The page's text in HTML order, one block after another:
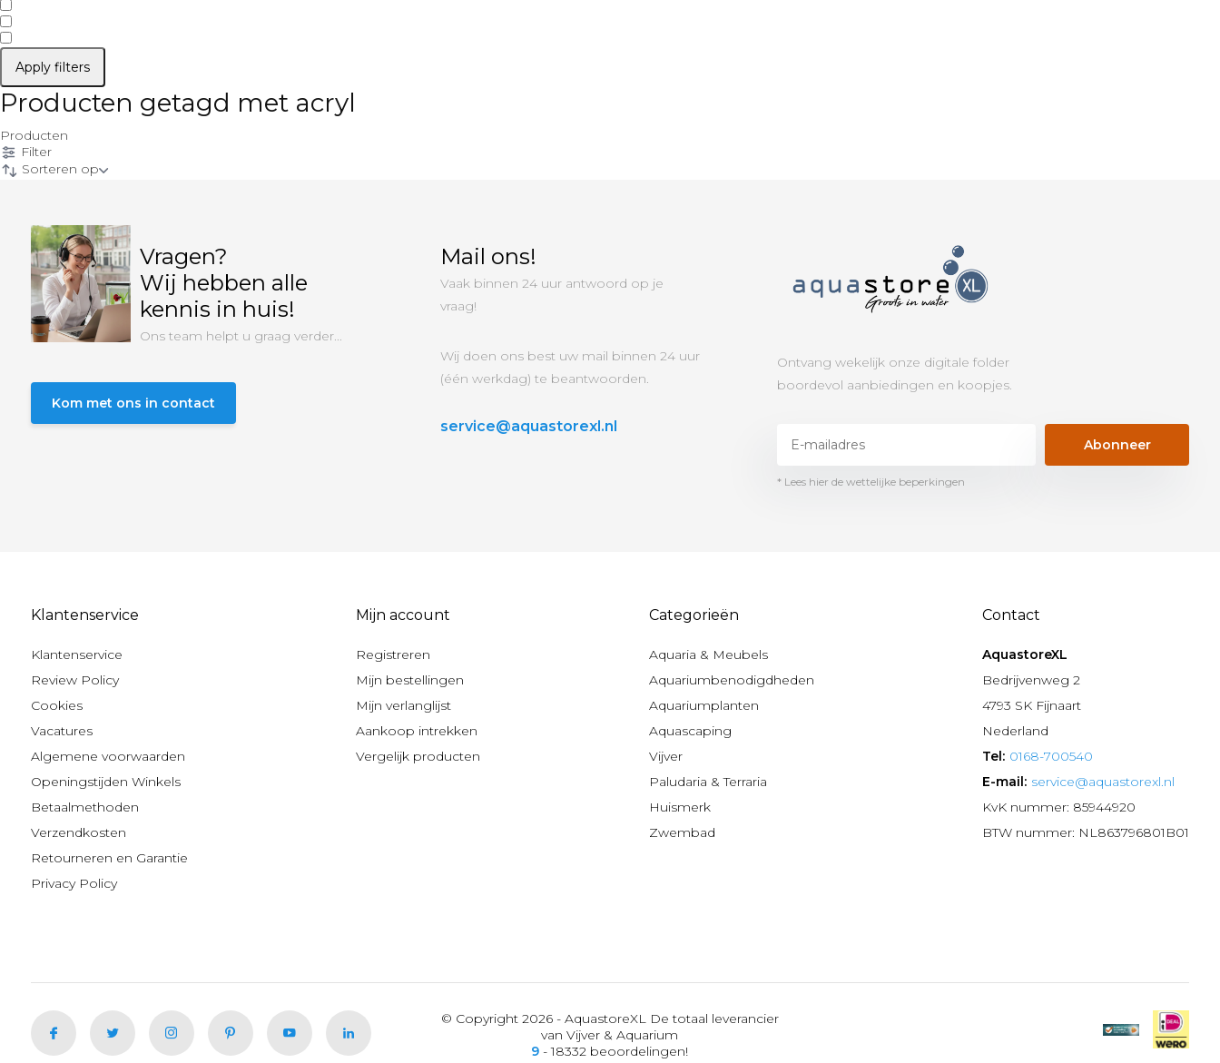
Apply filters
Producten getagd met acryl
Producten
Filter
Sorteren op
Vragen?
Wij hebben alle
kennis in huis!
Ons team helpt u graag verder...
Kom met ons in contact
Mail ons!
Vaak binnen 24 uur antwoord op je
vraag!
Wij doen ons best uw mail binnen 24 uur
(één werkdag) te beantwoorden.
service@aquastorexl.nl
Ontvang wekelijk onze digitale folder
boordevol aanbiedingen en koopjes.
Abonneer
* Lees hier de wettelijke beperkingen
Klantenservice
Klantenservice
Review Policy
Cookies
Vacatures
Algemene voorwaarden
Openingstijden Winkels
Betaalmethoden
Verzendkosten
Retourneren en Garantie
Privacy Policy
Mijn account
Registreren
Mijn bestellingen
Mijn verlanglijst
Aankoop intrekken
Vergelijk producten
Categorieën
Aquaria & Meubels
Aquariumbenodigdheden
Aquariumplanten
Aquascaping
Vijver
Paludaria & Terraria
Huismerk
Zwembad
Contact
AquastoreXL
Bedrijvenweg 2
4793 SK Fijnaart
Nederland
Tel: 0168-700540
E-mail: service@aquastorexl.nl
KvK nummer: 85944920
BTW nummer: NL863796801B01
© Copyright 2026 - AquastoreXL De totaal leverancier
van Vijver & Aquarium
9 - 18332 beoordelingen!